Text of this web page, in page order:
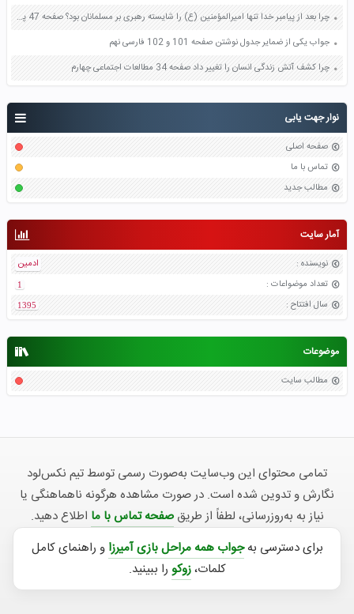
نوار جهت یابی
صفحه اصلی
تماس با ما
مطالب جدید
آمار سایت
نویسنده :
ادمین
تعداد موضواعات :
1
سال افتتاح :
1395
موضوعات
مطالب سایت
چرا بعد از پیامبر خدا تنها امیرالمؤمنین (ع) را شایسته رهبری بر مسلمانان بود؟ صفحه 47 پیام های آسمان هشتم
جواب یکی از ضمایر جدول نوشتن صفحه 101 و 102 فارسی نهم
چرا کشف آتش زندگی انسان را تغییر داد صفحه 34 مطالعات اجتماعی چهارم
تمامی محتوای این وب‌سایت به‌صورت رسمی توسط تیم نکس‌لود
نگارش و تدوین شده است. در صورت مشاهده هرگونه ناهماهنگی یا
نیاز به به‌روزرسانی، لطفاً از طریقصفحه تماس با ما اطلاع دهید.
برای دسترسی به جواب همه مراحل بازی آمیرزا و راهنمای کامل
کلمات،زوکو را ببینید.